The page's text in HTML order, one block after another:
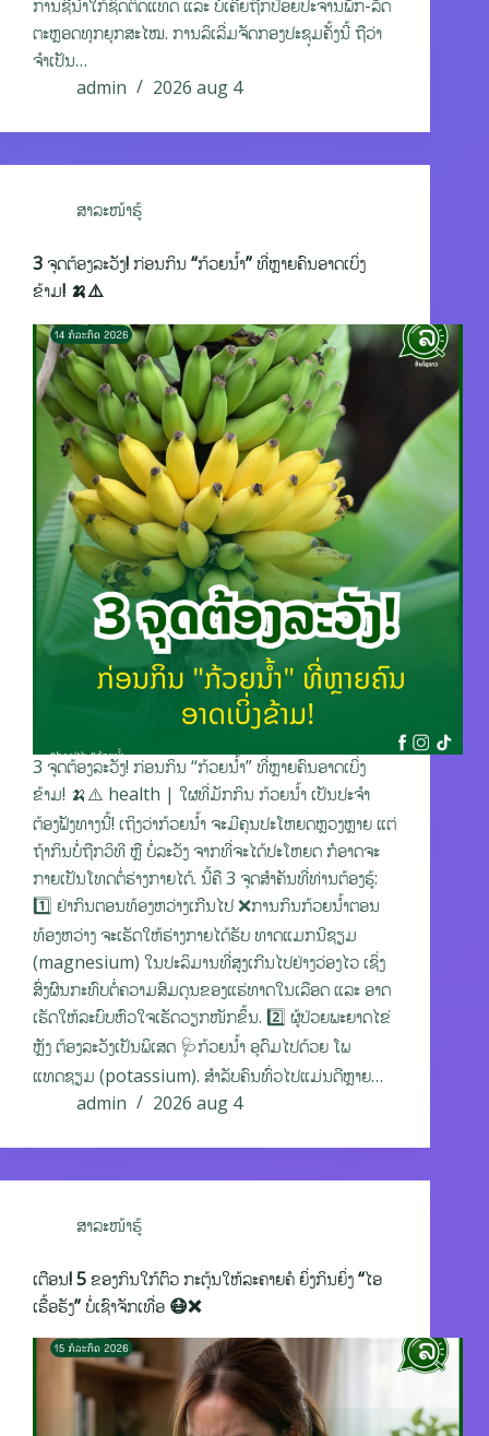
ການຊີ້ນຳໃກ້ຊິດຕິດແທດ ແລະ ບໍ່ເຄີຍຖືກປ່ອຍປະຈານພັກ-ລັດ
ຕະຫຼອດທຸກຍຸກສະໄໝ. ການລິເລີ່ມຈັດກອງປະຊຸມຄັ້ງນີ້ ຖືວ່າ
ຈຳເປັນ…
admin
2026 aug 4
ສາລະໜ້າຮູ້
3 ຈຸດຕ້ອງລະວັງ! ກ່ອນກິນ “ກ້ວຍນໍ້າ” ທີ່ຫຼາຍຄົນອາດເບິ່ງ
ຂ້າມ! 🍌⚠️
3 ຈຸດຕ້ອງລະວັງ! ກ່ອນກິນ “ກ້ວຍນໍ້າ” ທີ່ຫຼາຍຄົນອາດເບິ່ງ
ຂ້າມ! 🍌⚠️ health | ໃຜທີ່ມັກກິນ ກ້ວຍນໍ້າ ເປັນປະຈຳ
ຕ້ອງຟັງທາງນີ້! ເຖິງວ່າກ້ວຍນໍ້າ ຈະມີຄຸນປະໂຫຍດຫຼວງຫຼາຍ ແຕ່
ຖ້າກິນບໍ່ຖືກວິທີ ຫຼື ບໍ່ລະວັງ ຈາກທີ່ຈະໄດ້ປະໂຫຍດ ກໍອາດຈະ
ກາຍເປັນໂທດຕໍ່ຮ່າງກາຍໄດ້. ນີ້ຄື 3 ຈຸດສຳຄັນທີ່ທ່ານຕ້ອງຮູ້:
1️⃣ ຢ່າກິນຕອນທ້ອງຫວ່າງເກີນໄປ ❌ການກິນກ້ວຍນໍ້າຕອນ
ທ້ອງຫວ່າງ ຈະເຮັດໃຫ້ຮ່າງກາຍໄດ້ຮັບ ທາດແມກນີຊຽມ
(magnesium) ໃນປະລິມານທີ່ສູງເກີນໄປຢ່າງວ່ອງໄວ ເຊິ່ງ
ສົ່ງຜົນກະທົບຕໍ່ຄວາມສົມດຸນຂອງແຮ່ທາດໃນເລືອດ ແລະ ອາດ
ເຮັດໃຫ້ລະບົບຫົວໃຈເຮັດວຽກໜັກຂຶ້ນ. 2️⃣ ຜູ້ປ່ວຍພະຍາດໄຂ່
ຫຼັງ ຕ້ອງລະວັງເປັນພິເສດ 🩺ກ້ວຍນໍ້າ ອຸດົມໄປດ້ວຍ ໂພ
ແທດຊຽມ (potassium). ສໍາລັບຄົນທົ່ວໄປແມ່ນດີຫຼາຍ…
admin
2026 aug 4
ສາລະໜ້າຮູ້
ເຕືອນ! 5 ຂອງກິນໃກ້ຕົວ ກະຕຸ້ນໃຫ້ລະຄາຍຄໍ ຍິ່ງກິນຍິ່ງ “ໄອ
ເຮື້ອຮັງ” ບໍ່ເຊົາຈັກເທື່ອ 😷❌